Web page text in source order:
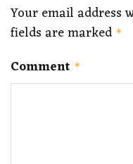
Your email address
fields are marked *
Comment *